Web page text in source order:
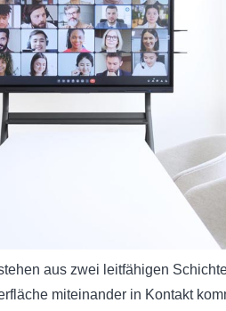
aus zwei leitfähigen
miteinander in Kontakt